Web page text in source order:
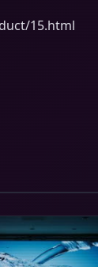
15.html